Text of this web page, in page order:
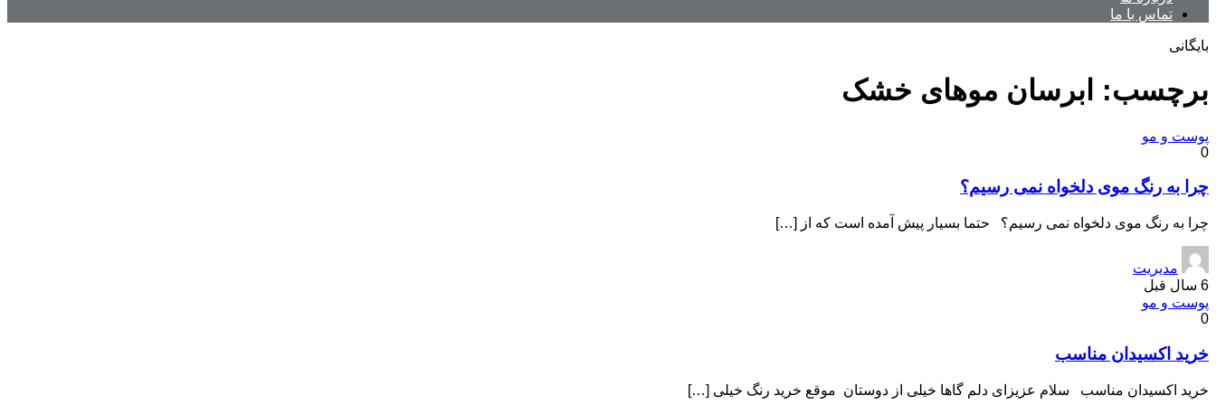
تماس با ما
بایگانی
برچسب: ابرسان موهای خشک
پوست و مو
0
چرا به رنگ موی دلخواه نمی رسیم؟
چرا به رنگ موی دلخواه نمی رسیم؟ حتما بسیار پیش آمده است که از […]
مدیریت
6 سال قبل
پوست و مو
0
خرید اکسیدان مناسب
خرید اکسیدان مناسب سلام عزیزای دلم گاها خیلی از دوستان موقع خرید رنگ خیلی […]